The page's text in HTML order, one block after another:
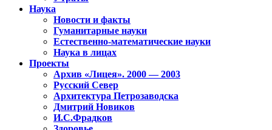
Наука
Новости и факты
Гуманитарные науки
Естественно-математические науки
Наука в лицах
Проекты
Архив «Лицея». 2000 — 2003
Русский Север
Архитектура Петрозаводска
Дмитрий Новиков
И.С.Фрадков